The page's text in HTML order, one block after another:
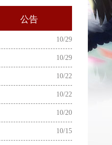
公告
10/29
10/29
10/22
10/22
10/20
10/15